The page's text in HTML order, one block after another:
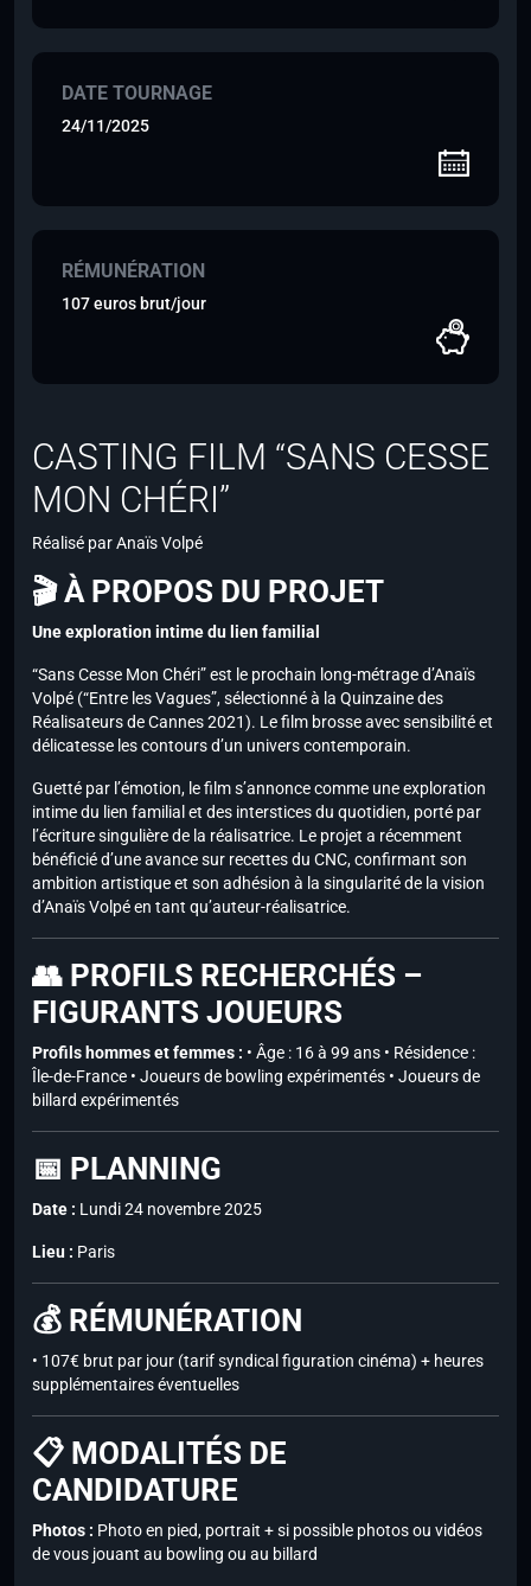
DATE TOURNAGE
24/11/2025
RÉMUNÉRATION
107 euros brut/jour
CASTING FILM “SANS CESSE
MON CHÉRI”
Réalisé par Anaïs Volpé
🎬 À PROPOS DU PROJET
Une exploration intime du lien familial
“Sans Cesse Mon Chéri” est le prochain long-métrage d’Anaïs
Volpé (“Entre les Vagues”, sélectionné à la Quinzaine des
Réalisateurs de Cannes 2021). Le film brosse avec sensibilité et
délicatesse les contours d’un univers contemporain.
Guetté par l’émotion, le film s’annonce comme une exploration
intime du lien familial et des interstices du quotidien, porté par
l’écriture singulière de la réalisatrice. Le projet a récemment
bénéficié d’une avance sur recettes du CNC, confirmant son
ambition artistique et son adhésion à la singularité de la vision
d’Anaïs Volpé en tant qu’auteur-réalisatrice.
👥 PROFILS RECHERCHÉS –
FIGURANTS JOUEURS
Profils hommes et femmes : • Âge : 16 à 99 ans • Résidence :
Île-de-France • Joueurs de bowling expérimentés • Joueurs de
billard expérimentés
📅 PLANNING
Date : Lundi 24 novembre 2025
Lieu : Paris
💰 RÉMUNÉRATION
• 107€ brut par jour (tarif syndical figuration cinéma) + heures
supplémentaires éventuelles
📋 MODALITÉS DE
CANDIDATURE
Photos : Photo en pied, portrait + si possible photos ou vidéos
de vous jouant au bowling ou au billard